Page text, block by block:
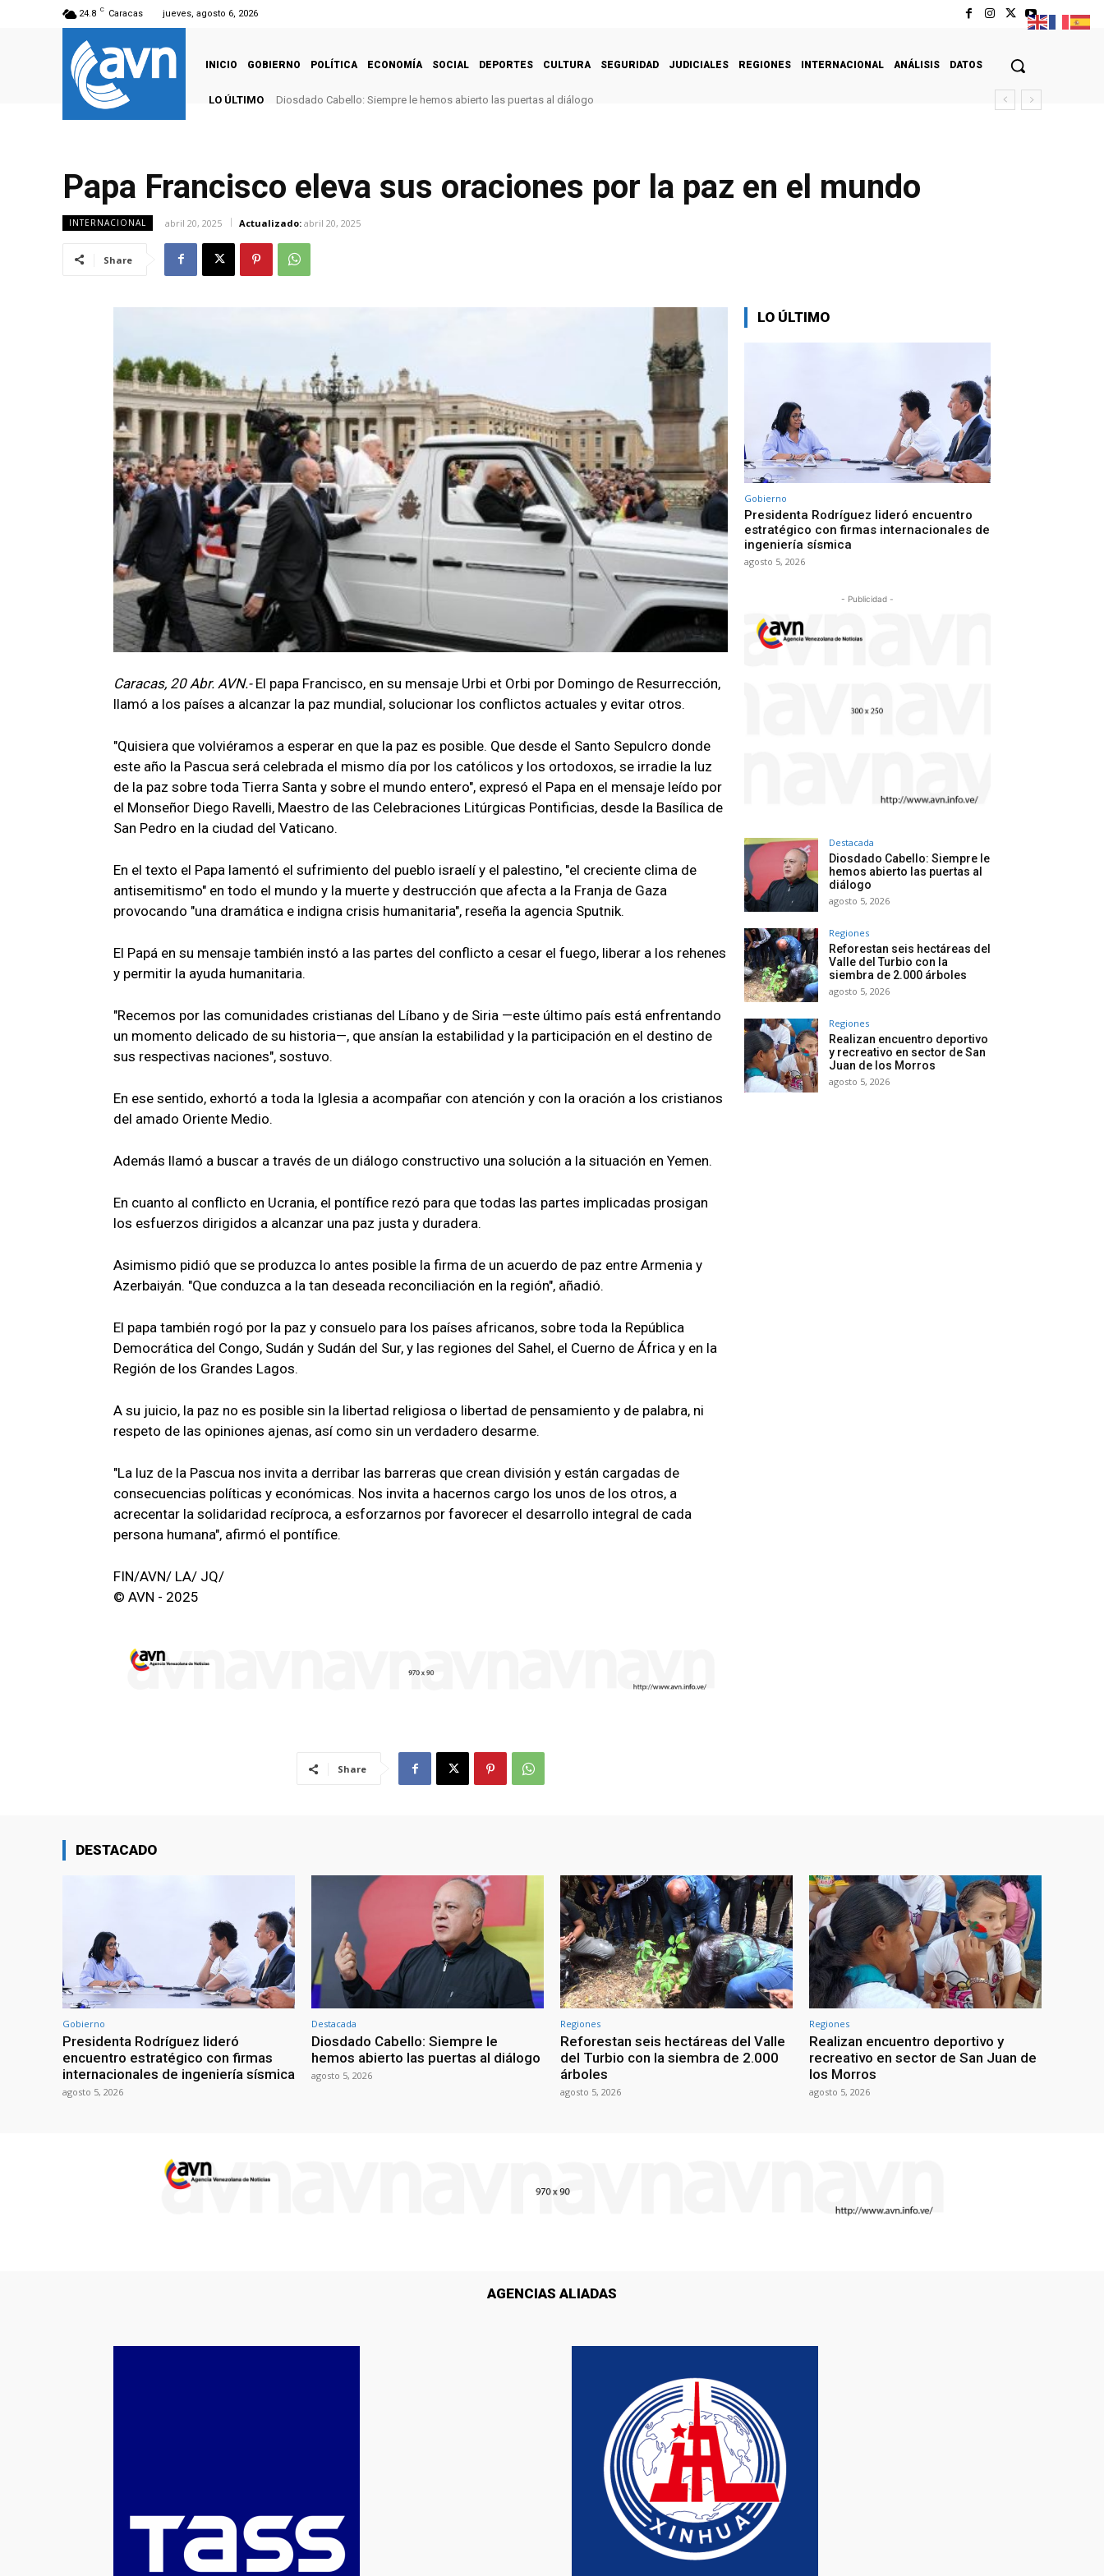
24.8 C Caracas jueves, agosto 6, 2026
INICIO GOBIERNO POLÍTICA ECONOMÍA SOCIAL DEPORTES CULTURA SEGURIDAD JUDICIALES REGIONES INTERNACIONAL ANÁLISIS DATOS
LO ÚLTIMO Diosdado Cabello: Siempre le hemos abierto las puertas al diálogo
Papa Francisco eleva sus oraciones por la paz en el mundo
INTERNACIONAL abril 20, 2025 Actualizado: abril 20, 2025
Share
Caracas, 20 Abr. AVN.-El papa Francisco, en su mensaje Urbi et Orbi por Domingo de Resurrección,
llamó a los países a alcanzar la paz mundial, solucionar los conflictos actuales y evitar otros.
"Quisiera que volviéramos a esperar en que la paz es posible. Que desde el Santo Sepulcro donde
este año la Pascua será celebrada el mismo día por los católicos y los ortodoxos, se irradie la luz
de la paz sobre toda Tierra Santa y sobre el mundo entero", expresó el Papa en el mensaje leído por
el Monseñor Diego Ravelli, Maestro de las Celebraciones Litúrgicas Pontificias, desde la Basílica de
San Pedro en la ciudad del Vaticano.
En el texto el Papa lamentó el sufrimiento del pueblo israelí y el palestino, "el creciente clima de
antisemitismo" en todo el mundo y la muerte y destrucción que afecta a la Franja de Gaza
provocando "una dramática e indigna crisis humanitaria", reseña la agencia Sputnik.
El Papá en su mensaje también instó a las partes del conflicto a cesar el fuego, liberar a los rehenes
y permitir la ayuda humanitaria.
"Recemos por las comunidades cristianas del Líbano y de Siria —este último país está enfrentando
un momento delicado de su historia—, que ansían la estabilidad y la participación en el destino de
sus respectivas naciones", sostuvo.
En ese sentido, exhortó a toda la Iglesia a acompañar con atención y con la oración a los cristianos
del amado Oriente Medio.
Además llamó a buscar a través de un diálogo constructivo una solución a la situación en Yemen.
En cuanto al conflicto en Ucrania, el pontífice rezó para que todas las partes implicadas prosigan
los esfuerzos dirigidos a alcanzar una paz justa y duradera.
Asimismo pidió que se produzca lo antes posible la firma de un acuerdo de paz entre Armenia y
Azerbaiyán. "Que conduzca a la tan deseada reconciliación en la región", añadió.
El papa también rogó por la paz y consuelo para los países africanos, sobre toda la República
Democrática del Congo, Sudán y Sudán del Sur, y las regiones del Sahel, el Cuerno de África y en la
Región de los Grandes Lagos.
A su juicio, la paz no es posible sin la libertad religiosa o libertad de pensamiento y de palabra, ni
respeto de las opiniones ajenas, así como sin un verdadero desarme.
"La luz de la Pascua nos invita a derribar las barreras que crean división y están cargadas de
consecuencias políticas y económicas. Nos invita a hacernos cargo los unos de los otros, a
acrecentar la solidaridad recíproca, a esforzarnos por favorecer el desarrollo integral de cada
persona humana", afirmó el pontífice.
FIN/AVN/ LA/ JQ/
© AVN - 2025
Share
LO ÚLTIMO
Gobierno
Presidenta Rodríguez lideró encuentro
estratégico con firmas internacionales de
ingeniería sísmica
agosto 5, 2026
- Publicidad -
Destacada
Diosdado Cabello: Siempre le
hemos abierto las puertas al
diálogo
agosto 5, 2026
Regiones
Reforestan seis hectáreas del
Valle del Turbio con la
siembra de 2.000 árboles
agosto 5, 2026
Regiones
Realizan encuentro deportivo
y recreativo en sector de San
Juan de los Morros
agosto 5, 2026
DESTACADO
Gobierno
Presidenta Rodríguez lideró
encuentro estratégico con firmas
internacionales de ingeniería sísmica
agosto 5, 2026
Destacada
Diosdado Cabello: Siempre le
hemos abierto las puertas al diálogo
agosto 5, 2026
Regiones
Reforestan seis hectáreas del Valle
del Turbio con la siembra de 2.000
árboles
agosto 5, 2026
Regiones
Realizan encuentro deportivo y
recreativo en sector de San Juan de
los Morros
agosto 5, 2026
AGENCIAS ALIADAS